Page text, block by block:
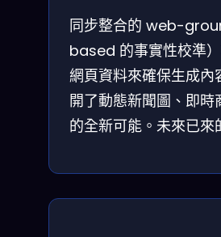
同步整合的 web-
based 的事實性校準
網頁資料來確保生成
開了動態新聞圖、即
的全新可能。未來已來